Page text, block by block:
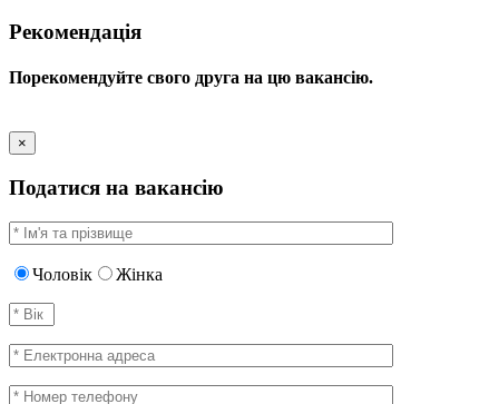
Рекомендація
Порекомендуйте свого друга на цю вакансію.
×
Податися на вакансію
Чоловік Жінка